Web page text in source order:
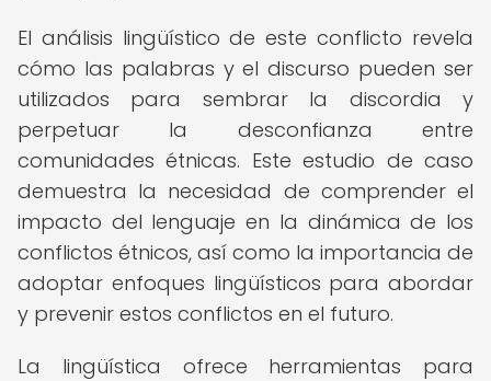
El análisis lingüístico de este conflicto revela
cómo las palabras y el discurso pueden ser
utilizados para sembrar la discordia y
perpetuar la desconfianza entre
comunidades étnicas. Este estudio de caso
demuestra la necesidad de comprender el
impacto del lenguaje en la dinámica de los
conflictos étnicos, así como la importancia de
adoptar enfoques lingüísticos para abordar
y prevenir estos conflictos en el futuro.
La lingüística ofrece herramientas para